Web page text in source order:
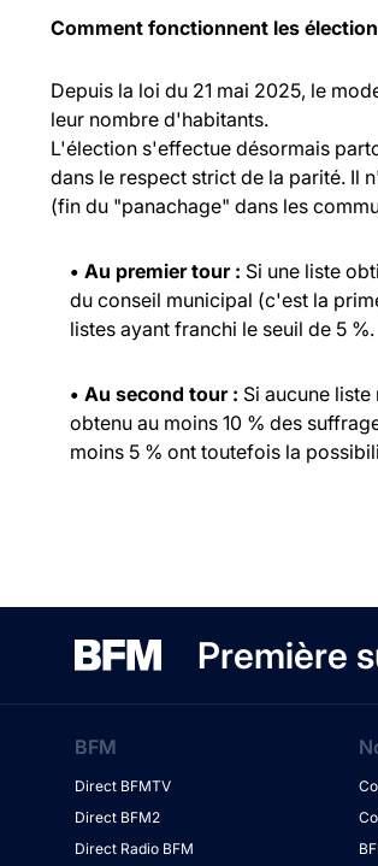
Comment fonctionnent les
Depuis la loi du 21 mai 2025, le
leur nombre d'habitants.
L'élection s'effectue désormais
dans le respect strict de la parité. Il
(fin du "panachage" dans les
• Au premier tour : Si une liste
du conseil municipal (c'est la
listes ayant franchi le seuil de 5 %.
• Au second tour : Si aucune
obtenu au moins 10 % des
moins 5 % ont toutefois la
Première
BFM
Direct BFMTV
Direct BFM2
Direct Radio BFM